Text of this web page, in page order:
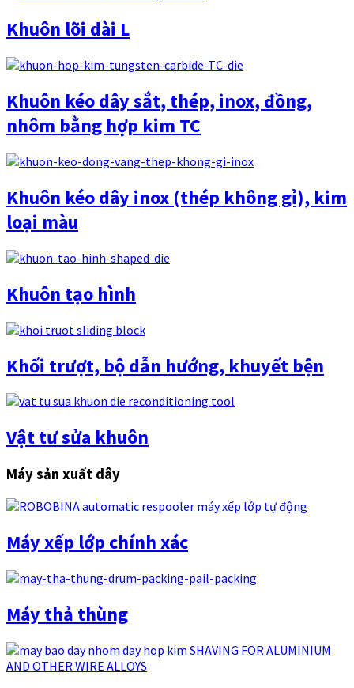
Khuôn lõi dài L
Khuôn kéo dây sắt, thép, inox, đồng,
nhôm bằng hợp kim TC
Khuôn kéo dây inox (thép không gỉ), kim
loại màu
Khuôn tạo hình
Khối trượt, bộ dẫn hướng, khuyết bện
Vật tư sửa khuôn
Máy sản xuất dây
Máy xếp lớp chính xác
Máy thả thùng